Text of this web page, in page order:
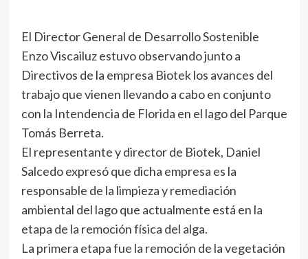
El Director General de Desarrollo Sostenible
Enzo Viscailuz estuvo observando junto a
Directivos de la empresa Biotek los avances del
trabajo que vienen llevando a cabo en conjunto
con la Intendencia de Florida en el lago del Parque
Tomás Berreta.
El representante y director de Biotek, Daniel
Salcedo expresó que dicha empresa es la
responsable de la limpieza y remediación
ambiental del lago que actualmente está en la
etapa de la remoción física del alga.
La primera etapa fue la remoción de la vegetación